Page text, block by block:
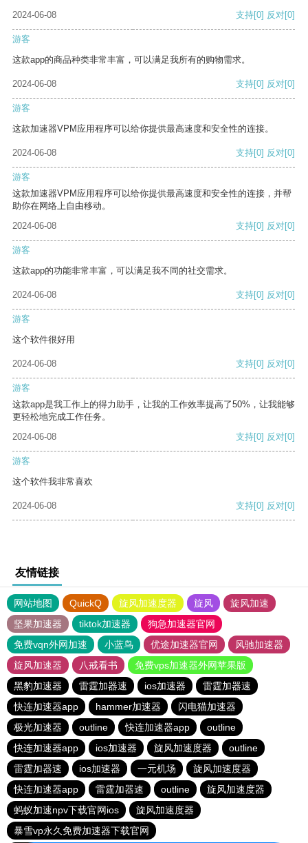
2024-06-08
支持[0] 反对[0]
游客
这款app的商品种类非常丰富，可以满足我所有的购物需求。
2024-06-08 支持[0] 反对[0]
游客
这款加速器VPM应用程序可以给你提供最高速度和安全性的连接。
2024-06-08 支持[0] 反对[0]
游客
这款加速器VPM应用程序可以给你提供最高速度和安全性的连接，并帮
助你在网络上自由移动。
2024-06-08
支持[0] 反对[0]
游客
这款app的功能非常丰富，可以满足我不同的社交需求。
2024-06-08 支持[0] 反对[0]
游客
这个软件很好用
2024-06-08 支持[0] 反对[0]
游客
这款app是我工作上的得力助手，让我的工作效率提高了50%，让我能够
更轻松地完成工作任务。
2024-06-08
支持[0] 反对[0]
游客
这个软件我非常喜欢
2024-06-08 支持[0] 反对[0]
友情链接
网站地图 QuickQ 旋风加速度器 旋风
旋风加速
坚果加速器
tiktok加速器
狗急加速器官网
免费vqn外网加速
小蓝鸟 优途加速器官网
风驰加速器
旋风加速器
八戒看书
免费vps加速器外网苹果版
黑豹加速器
雷霆加器速 ios加速器
雷霆加器速
快连加速器app
hammer加速器
闪电猫加速器
极光加速器
outline 快连加速器app
outline
快连加速器app
ios加速器 旋风加速度器
outline
雷霆加器速
ios加速器 一元机场
旋风加速度器
快连加速器app
雷霆加器速 outline
旋风加速度器
蚂蚁加速npv下载官网ios
旋风加速度器
暴雪vp永久免费加速器下载官网